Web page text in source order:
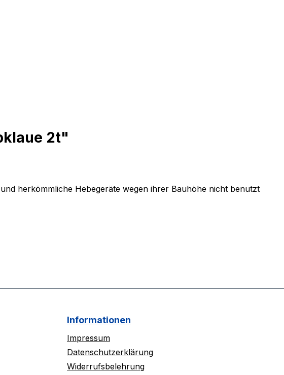
2t"
herkömmliche Hebegeräte wegen ihrer Bauhöhe nicht benutzt
Informationen
Impressum
Datenschutzerklärung
Widerrufsbelehrung